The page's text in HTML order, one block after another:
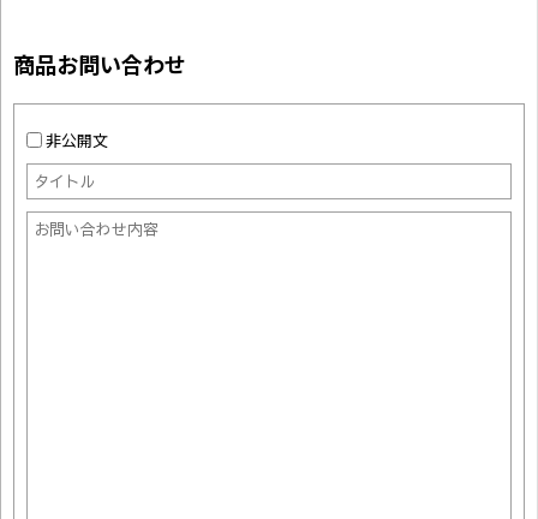
商品お問い合わせ
非公開文